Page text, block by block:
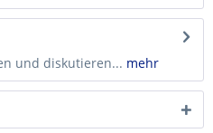
und diskutieren... mehr